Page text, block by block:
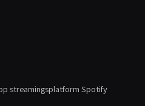
streamingsplatform Spotify